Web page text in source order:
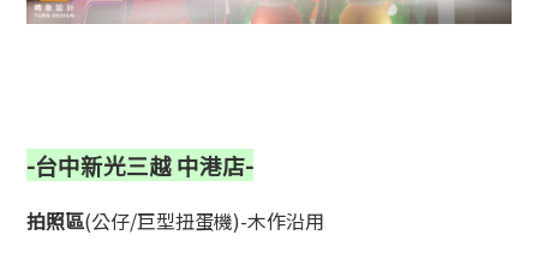
-台中新光三越 中港店-
拍照區(公仔/巨型扭蛋機)-木作沿用